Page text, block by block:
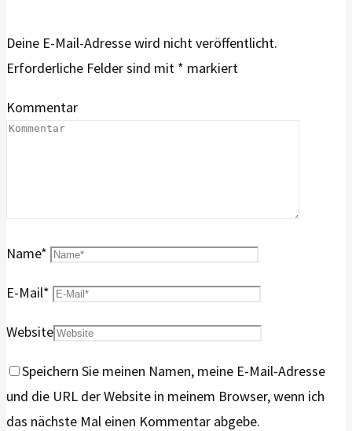
Deine E-Mail-Adresse wird nicht veröffentlicht.
Erforderliche Felder sind mit * markiert
Kommentar
Name*
E-Mail*
Website
Speichern Sie meinen Namen, meine E-Mail-Adresse
und die URL der Website in meinem Browser, wenn ich
das nächste Mal einen Kommentar abgebe.